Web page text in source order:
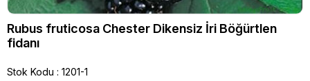
Rubus fruticosa Chester Dikensiz İri Böğürtlen
fidanı
Stok Kodu
1201-1